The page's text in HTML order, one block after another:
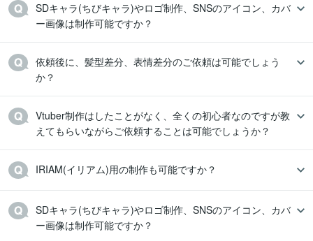
SDキャラ(ちびキャラ)やロゴ制作、SNSのアイコン、カバ
ー画像は制作可能ですか？
依頼後に、髪型差分、表情差分のご依頼は可能でしょう
か？
Vtuber制作はしたことがなく、全くの初心者なのですが教
えてもらいながらご依頼することは可能でしょうか？
IRIAM(イリアム)用の制作も可能ですか？
SDキャラ(ちびキャラ)やロゴ制作、SNSのアイコン、カバ
ー画像は制作可能ですか？